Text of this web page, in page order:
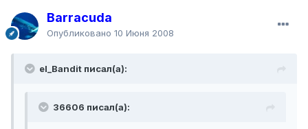
Barracuda
Опубликовано 10 Июня 2008
el_Bandit писал(а):
36606 писал(а):